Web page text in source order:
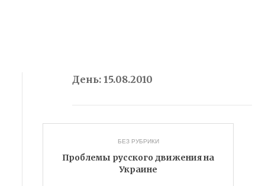
День:15.08.2010
БЕЗ РУБРИКИ
Проблемы русского движения на
Украине